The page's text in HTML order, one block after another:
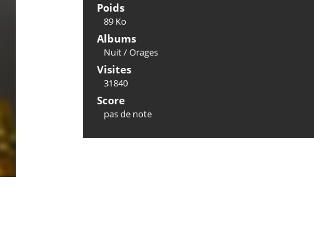
Poids
89 Ko
Albums
Nuit/Orages
Visites
31840
Score
pas de note